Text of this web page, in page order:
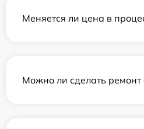
Меняется ли цена в
Можно ли сделать ремонт